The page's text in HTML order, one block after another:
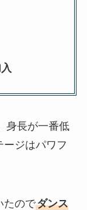
身長が一番低
ージはパワフ
たのでダンス